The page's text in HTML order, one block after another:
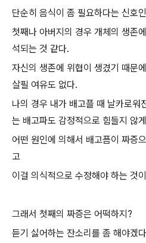
단순히 음식이 좀 필요하다는 신호
첫째나 아버지의 경우 개체의 생존
석되는 것 같다.
자신의 생존에 위협이 생겼기 때문
살필 여유도 없다.
나의 경우 내가 배고플 때 날카로워
는 배고파도 감정적으로 힘들지 않
어떤 원인에 의해서 배고픔이 짜증
고
이걸 의식적으로 수정해야 하는 것
그래서 첫째의 짜증은 어떡하지?
듣기 싫어하는 잔소리를 좀 해야겠